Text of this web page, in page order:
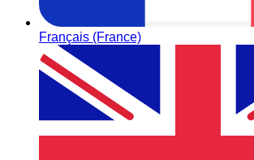
Français (France)